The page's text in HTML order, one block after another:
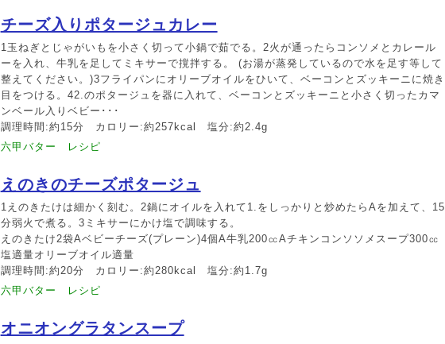
チーズ入りポタージュカレー
1玉ねぎとじゃがいもを小さく切って小鍋で茹でる。2火が通ったらコンソメとカレール
ーを入れ、牛乳を足してミキサーで撹拌する。 (お湯が蒸発しているので水を足す等して
整えてください。)3フライパンにオリーブオイルをひいて、ベーコンとズッキーニに焼き
目をつける。42.のポタージュを器に入れて、ベーコンとズッキーニと小さく切ったカマ
ンベール入りベビー･･･
調理時間:約15分 カロリー:約257kcal 塩分:約2.4g
六甲バター レシピ
えのきのチーズポタージュ
1えのきたけは細かく刻む。2鍋にオイルを入れて1.をしっかりと炒めたらAを加えて、15
分弱火で煮る。3ミキサーにかけ塩で調味する。
えのきたけ2袋Aベビーチーズ(プレーン)4個A牛乳200㏄Aチキンコンソソメスープ300㏄
塩適量オリーブオイル適量
調理時間:約20分 カロリー:約280kcal 塩分:約1.7g
六甲バター レシピ
オニオングラタンスープ